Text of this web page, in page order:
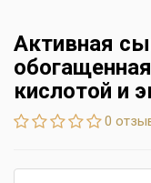
Активная
кислотой и
0